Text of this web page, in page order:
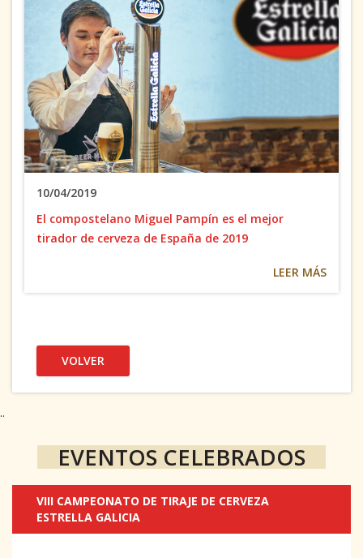
10/04/2019
El compostelano Miguel Pampín es el mejor
tirador de cerveza de España de 2019
LEER MÁS
VOLVER
..
EVENTOS CELEBRADOS
VIII CAMPEONATO DE TIRAJE DE CERVEZA
ESTRELLA GALICIA